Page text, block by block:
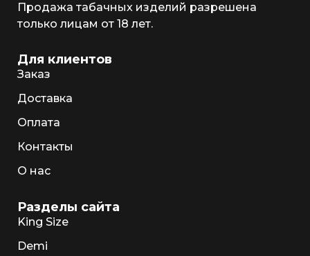
Продажа табачных изделий разрешена
только лицам от 18 лет.
Для клиентов
Заказ
Доставка
Оплата
Контакты
О нас
Разделы сайта
King Size
Demi